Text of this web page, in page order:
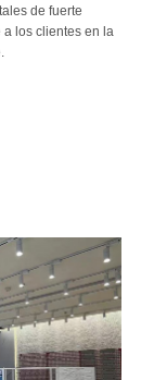
de fuerte
los clientes en la